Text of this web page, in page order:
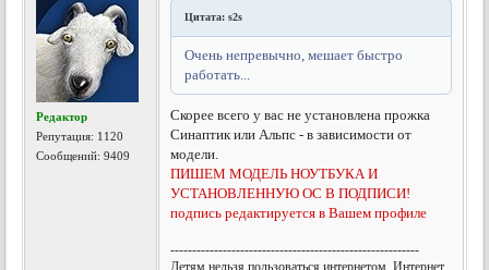
Редактор
Репутация: 1120
Сообщений: 9409
Цитата: s2s
Очень непревычно, мешает быстро
работать...
Скорее всего у вас не установлена прожка
Синаптик или Альпс - в зависимости от
модели.
ПИШЕМ МОДЕЛЬ НОУТБУКА И
УСТАНОВЛЕННУЮ ОС В ПОДПИСИ!
подпись редактируется в Вашем профиле
---------------------------------------------------------
Детям нельзя пользоваться интернетом. Интернет